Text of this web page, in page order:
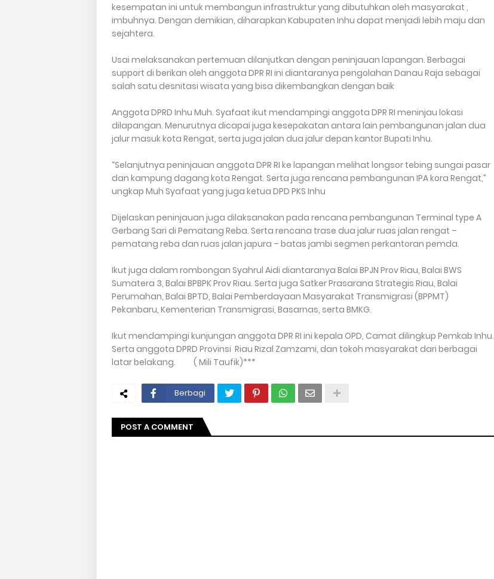
kesempatan ini untuk membangun infrastruktur yang dibutuhkan oleh masyarakat ,
imbuhnya. Dengan demikian, diharapkan Kabupaten Inhu dapat menjadi lebih maju dan
sejahtera.
Usai melaksanakan pertemuan dilanjutkan dengan peninjauan lapangan. Berbagai
support di berikan oleh anggota DPR RI ini diantaranya pengolahan Danau Raja sebagai
salah satu desnitasi wisata yang bisa dikembangkan dengan baik
Anggota DPRD Inhu Muh. Syafaat ikut mendampingi anggota DPR RI meninjau lokasi
dilapangan. Menurutnya dicapai juga kesepakatan antara lain pembangunan jalan dua
jalur masuk kota Rengat, serta juga jalan dua jalur depan kantor Bupati Inhu.
“Selanjutnya peninjauan anggota DPR RI ke lapangan melihat longsor tebing sungai pasar
dan kampung dagang kota Rengat. Serta juga rencana pembangunan IPA kora Rengat,”
ungkap Muh Syafaat yang juga ketua DPD PKS Inhu
Dijelaskan peninjauan juga dilaksanakan pada rencana pembangunan Terminal type A
Gerbang Sari di Pematang Reba. Serta rencana trase dua jalur ruas jalan rengat –
pematang reba dan ruas jalan japura – batas jambi segmen perkantoran pemda.
Ikut juga dalam rombongan Syahrul Aidi diantaranya Balai BPJN Prov Riau, Balai BWS
Sumatera 3, Balai BPBPK Prov Riau. Serta juga Satker Prasarana Strategis Riau, Balai
Perumahan, Balai BPTD, Balai Pemberdayaan Masyarakat Transmigrasi (BPPMT)
Pekanbaru, Kementerian Transmigrasi, Basarnas, serta BMKG.
Ikut mendampingi kunjungan anggota DPR RI ini kepala OPD, Camat dilingkup Pemkab Inhu.
Serta anggota DPRD Provinsi Riau Rizal Zamzami, dan tokoh masyarakat dari berbagai
latar belakang. ( Mili Taufik)***
Berbagi
POST A COMMENT